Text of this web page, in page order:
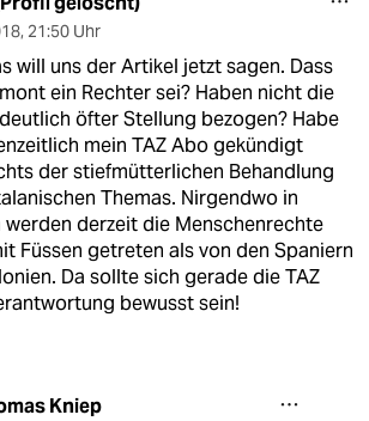
, 21:50 Uhr
will uns der Artikel jetzt sagen. Dass
ein Rechter sei? Haben nicht die
öfter Stellung bezogen? Habe
mein TAZ Abo gekündigt
der stiefmütterlichen Behandlung
Themas. Nirgendwo in
werden derzeit die Menschenrechte
Füssen getreten als von den Spaniern
Da sollte sich gerade die TAZ
bewusst sein!
Kniep